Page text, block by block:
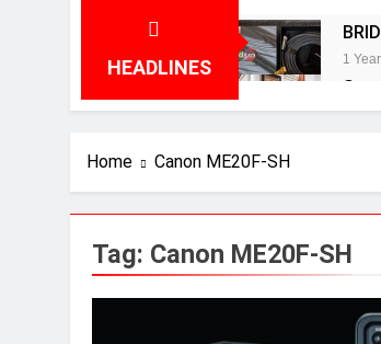
HEADLINES 1
2
2
Home Canon ME20F-SH
Tag: Canon ME20F-SH